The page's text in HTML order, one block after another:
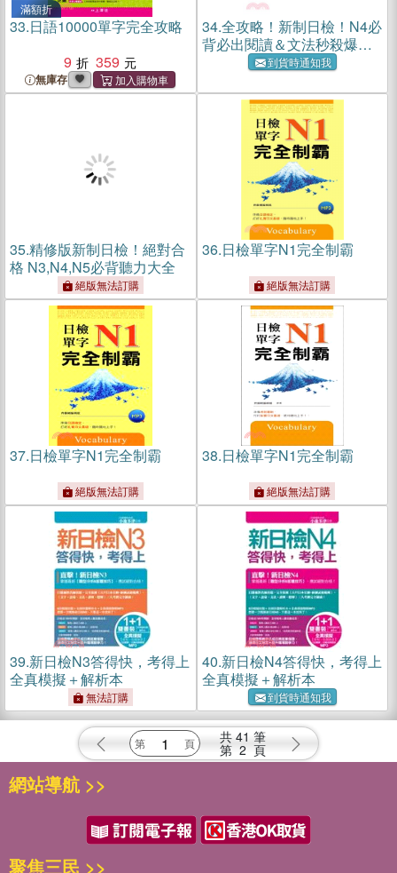
滿額折
33.日語10000單字完全攻略
9
359
無庫存
34.全攻略！新制日檢！N4必
背必出閱讀＆文法秒殺爆款
套書：絕對合格 全攻略！新
+人類史上最強自學法 絕對
合格 全攻略 新制日檢N4必
背必出文法（25K+文法QR
碼線上音檔）
到貨時通知我
35.精修版新制日檢！絕對合
格 N3,N4,N5必背聽力大全
絕版無法訂購
36.日檢單字N1完全制霸
絕版無法訂購
37.日檢單字N1完全制霸
絕版無法訂購
38.日檢單字N1完全制霸
絕版無法訂購
39.新日檢N3答得快，考得上
全真模擬＋解析本
無法訂購
40.新日檢N4答得快，考得上
全真模擬＋解析本
到貨時通知我
共 41 筆
第 2 頁
網站導航 >>
聚焦三民 >>